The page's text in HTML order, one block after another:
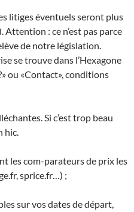
litiges éventuels seront plus
: ce n’est pas parce
de notre législation.
se trouve dans l’Hexagone
ou «Contact», conditions
Si c’est trop beau
hic.
les com-parateurs de prix les
sprice.fr…) ;
sur vos dates de départ,